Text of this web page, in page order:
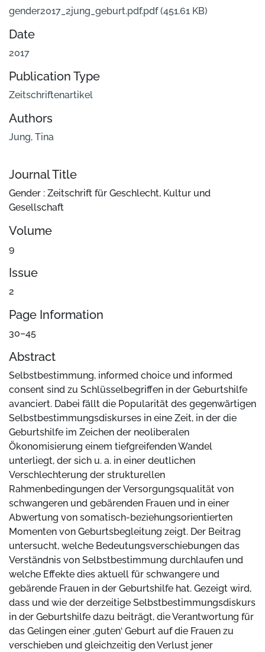
gender2017_2jung_geburt.pdf.pdf(451.61 KB)
Date
2017
Publication Type
Zeitschriftenartikel
Authors
Jung, Tina
Journal Title
Gender : Zeitschrift für Geschlecht, Kultur und
Gesellschaft
Volume
9
Issue
2
Page Information
30–45
Abstract
Selbstbestimmung, informed choice und informed
consent sind zu Schlüsselbegriffen in der Geburtshilfe
avanciert. Dabei fällt die Popularität des gegenwärtigen
Selbstbestimmungsdiskurses in eine Zeit, in der die
Geburtshilfe im Zeichen der neoliberalen
Ökonomisierung einem tiefgreifenden Wandel
unterliegt, der sich u. a. in einer deutlichen
Verschlechterung der strukturellen
Rahmenbedingungen der Versorgungsqualität von
schwangeren und gebärenden Frauen und in einer
Abwertung von somatisch-beziehungsorientierten
Momenten von Geburtsbegleitung zeigt. Der Beitrag
untersucht, welche Bedeutungsverschiebungen das
Verständnis von Selbstbestimmung durchlaufen und
welche Effekte dies aktuell für schwangere und
gebärende Frauen in der Geburtshilfe hat. Gezeigt wird,
dass und wie der derzeitige Selbstbestimmungsdiskurs
in der Geburtshilfe dazu beiträgt, die Verantwortung für
das Gelingen einer ‚guten‘ Geburt auf die Frauen zu
verschieben und gleichzeitig den Verlust jener